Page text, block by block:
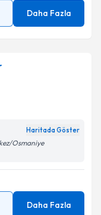
Daha Fazla
Haritada Göster
Osmaniye
Daha Fazla